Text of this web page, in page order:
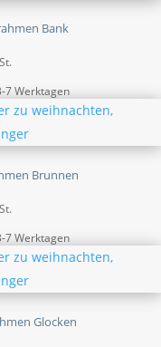
Bank
7 Werktagen
Brunnen
7 Werktagen
Glocken